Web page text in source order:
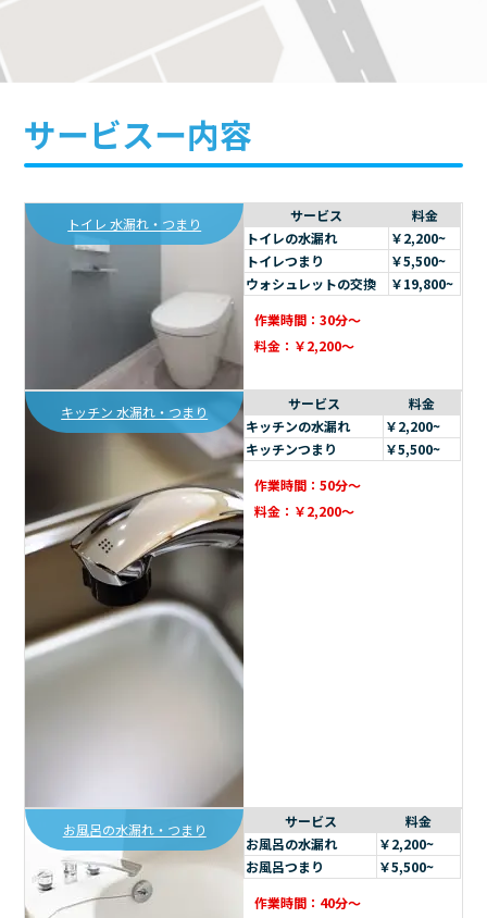
サービスー内容
トイレ 水漏れ・つまり サービス
料金
トイレの水漏れ
￥2,200~
トイレつまり
￥5,500~
ウォシュレットの交換
￥19,800~
作業時間：30分～
料金：￥2,200～
キッチン 水漏れ・つまり サービス
料金
キッチンの水漏れ
￥2,200~
キッチンつまり
￥5,500~
作業時間：50分～
料金：￥2,200～
お風呂の水漏れ・つまり サービス
料金
お風呂の水漏れ
￥2,200~
お風呂つまり
￥5,500~
作業時間：40分～